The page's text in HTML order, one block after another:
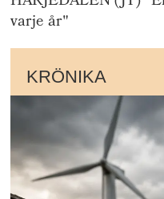
varje år"
KRÖNIKA